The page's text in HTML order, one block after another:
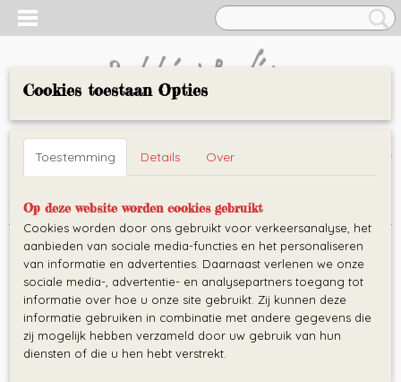
Inloggen Registreren
UW WINKELWAGEN
(0)
Home >Maxicosi hangers>Maxicosihanger draakje
Cookies toestaan Opties
Toestemming Details Over
Op deze website worden cookies gebruikt
Cookies worden door ons gebruikt voor verkeersanalyse, het
aanbieden van sociale media-functies en het personaliseren
van informatie en advertenties. Daarnaast verlenen we onze
sociale media-, advertentie- en analysepartners toegang tot
informatie over hoe u onze site gebruikt. Zij kunnen deze
informatie gebruiken in combinatie met andere gegevens die
zij mogelijk hebben verzameld door uw gebruik van hun
diensten of die u hen hebt verstrekt.